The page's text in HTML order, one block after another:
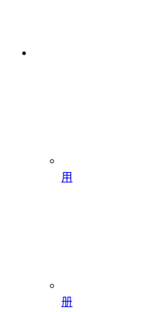
用
册